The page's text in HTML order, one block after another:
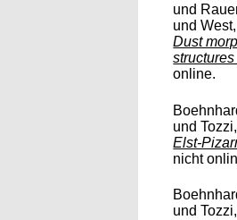
und
und
Dust
online.
und
Elst-
nicht
und